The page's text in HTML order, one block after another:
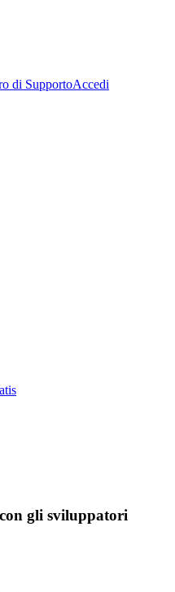
di SupportoAccedi
gli sviluppatori